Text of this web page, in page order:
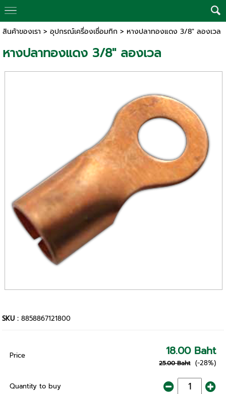
สินค้าของเรา > อุปกรณ์เครื่องเชื่อมทิก > หางปลาทองแดง 3/8″ ลองเวล
หางปลาทองแดง 3/8″ ลองเวล
SKU :8858867121800
Price 18.00 Baht
25.00 Baht (-28%)
Quantity to buy